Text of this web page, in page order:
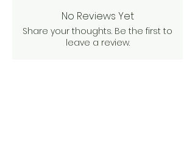
No Reviews Yet
Share your thoughts. Be the first to
leave a review.